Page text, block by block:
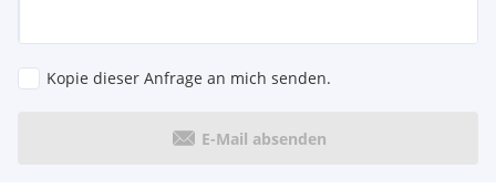
Kopie dieser Anfrage an mich senden.
E-Mail absenden